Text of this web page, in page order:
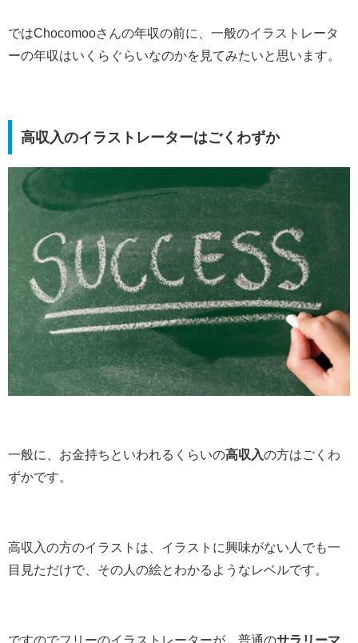
ではChocomooさんの年収の前に、一般のイラストレータ
ーの年収はいくらぐらいなのかを見てみたいと思います。
高収入のイラストレーターはごくわずか
一般に、お金持ちといわれるくらいの高収入の方はごくわ
ずかです。
高収入の方のイラストは、イラストに興味がない人でも一
目見ただけで、その人の絵とわかるようなレベルです。